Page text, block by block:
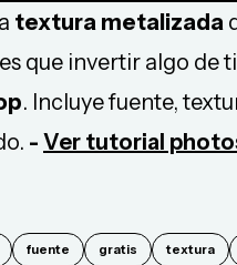
textura metalizada
que invertir algo de
. Incluye fuente,
- Ver tutorial
fuente gratis textura